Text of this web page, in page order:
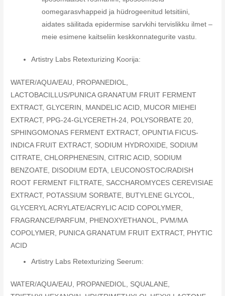
oomegarasvhappeid ja hüdrogeenitud letsitiini,
aidates säilitada epidermise sarvkihi tervislikku ilmet –
meie esimene kaitseliin keskkonnategurite vastu.
Artistry Labs Retexturizing Koorija:
WATER/AQUA/EAU, PROPANEDIOL,
LACTOBACILLUS/PUNICA GRANATUM FRUIT FERMENT
EXTRACT, GLYCERIN, MANDELIC ACID, MUCOR MIEHEI
EXTRACT, PPG-24-GLYCERETH-24, POLYSORBATE 20,
SPHINGOMONAS FERMENT EXTRACT, OPUNTIA FICUS-
INDICA FRUIT EXTRACT, SODIUM HYDROXIDE, SODIUM
CITRATE, CHLORPHENESIN, CITRIC ACID, SODIUM
BENZOATE, DISODIUM EDTA, LEUCONOSTOC/RADISH
ROOT FERMENT FILTRATE, SACCHAROMYCES CEREVISIAE
EXTRACT, POTASSIUM SORBATE, BUTYLENE GLYCOL,
GLYCERYL ACRYLATE/ACRYLIC ACID COPOLYMER,
FRAGRANCE/PARFUM, PHENOXYETHANOL, PVM/MA
COPOLYMER, PUNICA GRANATUM FRUIT EXTRACT, PHYTIC
ACID
Artistry Labs Retexturizing Seerum:
WATER/AQUA/EAU, PROPANEDIOL, SQUALANE,